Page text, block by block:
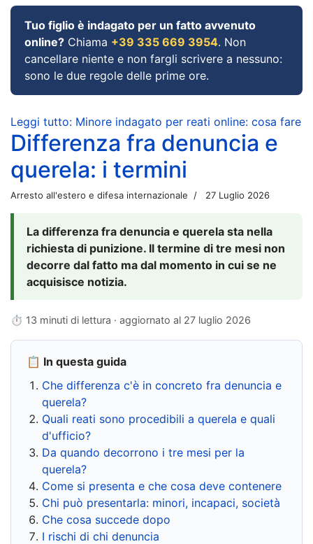
Tuo figlio è indagato per un fatto avvenuto
online? Chiama +39 335 669 3954. Non
cancellare niente e non fargli scrivere a nessuno:
sono le due regole delle prime ore.
Leggi tutto: Minore indagato per reati online: cosa fare
Differenza fra denuncia e
querela: i termini
Arresto all'estero e difesa internazionale 27 Luglio 2026
La differenza fra denuncia e querela sta nella
richiesta di punizione. Il termine di tre mesi non
decorre dal fatto ma dal momento in cui se ne
acquisisce notizia.
⏱ 13 minuti di lettura · aggiornato al 27 luglio 2026
📋 In questa guida
Che differenza c'è in concreto fra denuncia e
querela?
Quali reati sono procedibili a querela e quali
d'ufficio?
Da quando decorrono i tre mesi per la
querela?
Come si presenta e che cosa deve contenere
Chi può presentarla: minori, incapaci, società
Che cosa succede dopo
I rischi di chi denuncia